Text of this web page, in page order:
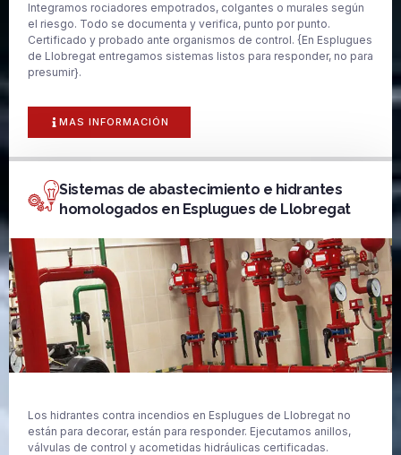
Integramos rociadores empotrados, colgantes o murales según
el riesgo. Todo se documenta y verifica, punto por punto.
Certificado y probado ante organismos de control. {En Esplugues
de Llobregat entregamos sistemas listos para responder, no para
presumir}.
MAS INFORMACIÓN
Sistemas de abastecimiento e hidrantes
homologados en Esplugues de Llobregat
Los hidrantes contra incendios en Esplugues de Llobregat no
están para decorar, están para responder. Ejecutamos anillos,
válvulas de control y acometidas hidráulicas certificadas.